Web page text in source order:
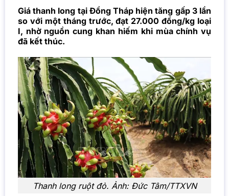
Giá thanh long tại Đồng Tháp hiện tăng gấp 3 lần
so với một tháng trước, đạt 27.000 đồng/kg loại
I, nhờ nguồn cung khan hiếm khi mùa chính vụ
đã kết thúc.
Thanh longruột đỏ. Ảnh: Đức Tâm/TTXVN